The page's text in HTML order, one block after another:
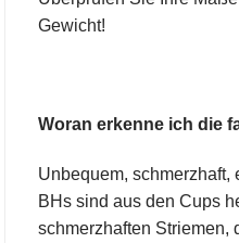
Gewicht!
Woran erkenne ich die
Unbequem,
BHs sind aus den Cups
schmerzhaften Striemen,